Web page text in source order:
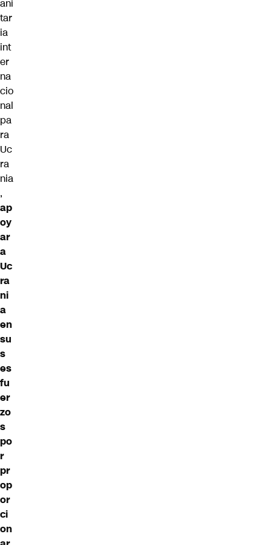
ani
tar
ia
int
er
na
cio
nal
pa
ra
Uc
ra
nia
,
ap
oy
ar
a
Uc
ra
ni
a
en
su
s
es
fu
er
zo
s
po
r
pr
op
or
ci
on